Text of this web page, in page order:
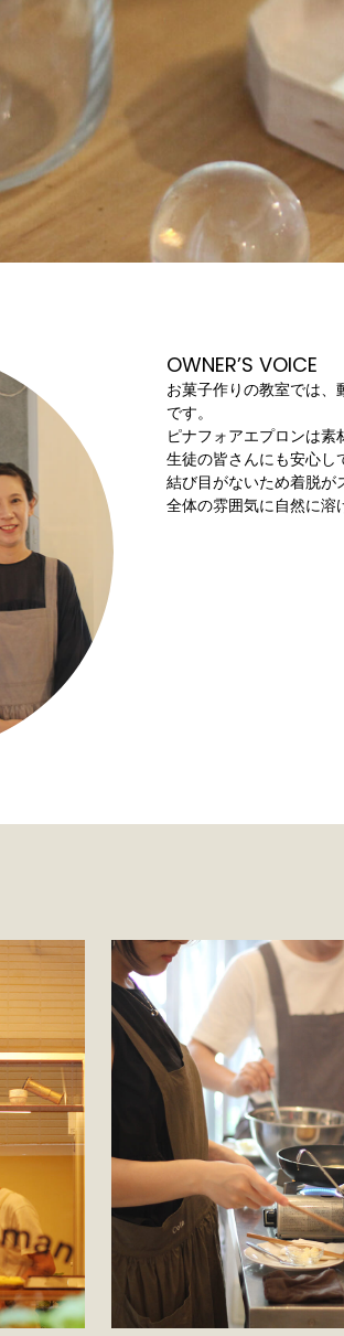
OWNER’S VOICE
お菓子作りの教室では、
です。
ピナフォアエプロンは素
生徒の皆さんにも安心し
結び目がないため着脱が
全体の雰囲気に自然に溶